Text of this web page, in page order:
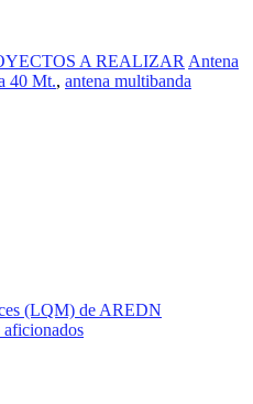
A REALIZAR Antena
40 Mt., antena multibanda
(LQM) de AREDN
aficionados